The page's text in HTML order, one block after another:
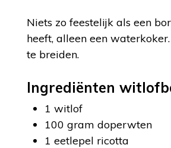
Niets zo feestelijk als een
heeft, alleen een
te breiden.
Ingrediënten
1 witlof
100 gram doperwten
1 eetlepel ricotta